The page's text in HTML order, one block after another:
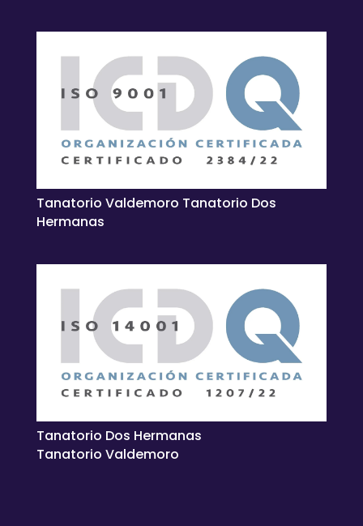
Tanatorio Valdemoro Tanatorio Dos
Hermanas
Tanatorio Dos Hermanas
Tanatorio Valdemoro